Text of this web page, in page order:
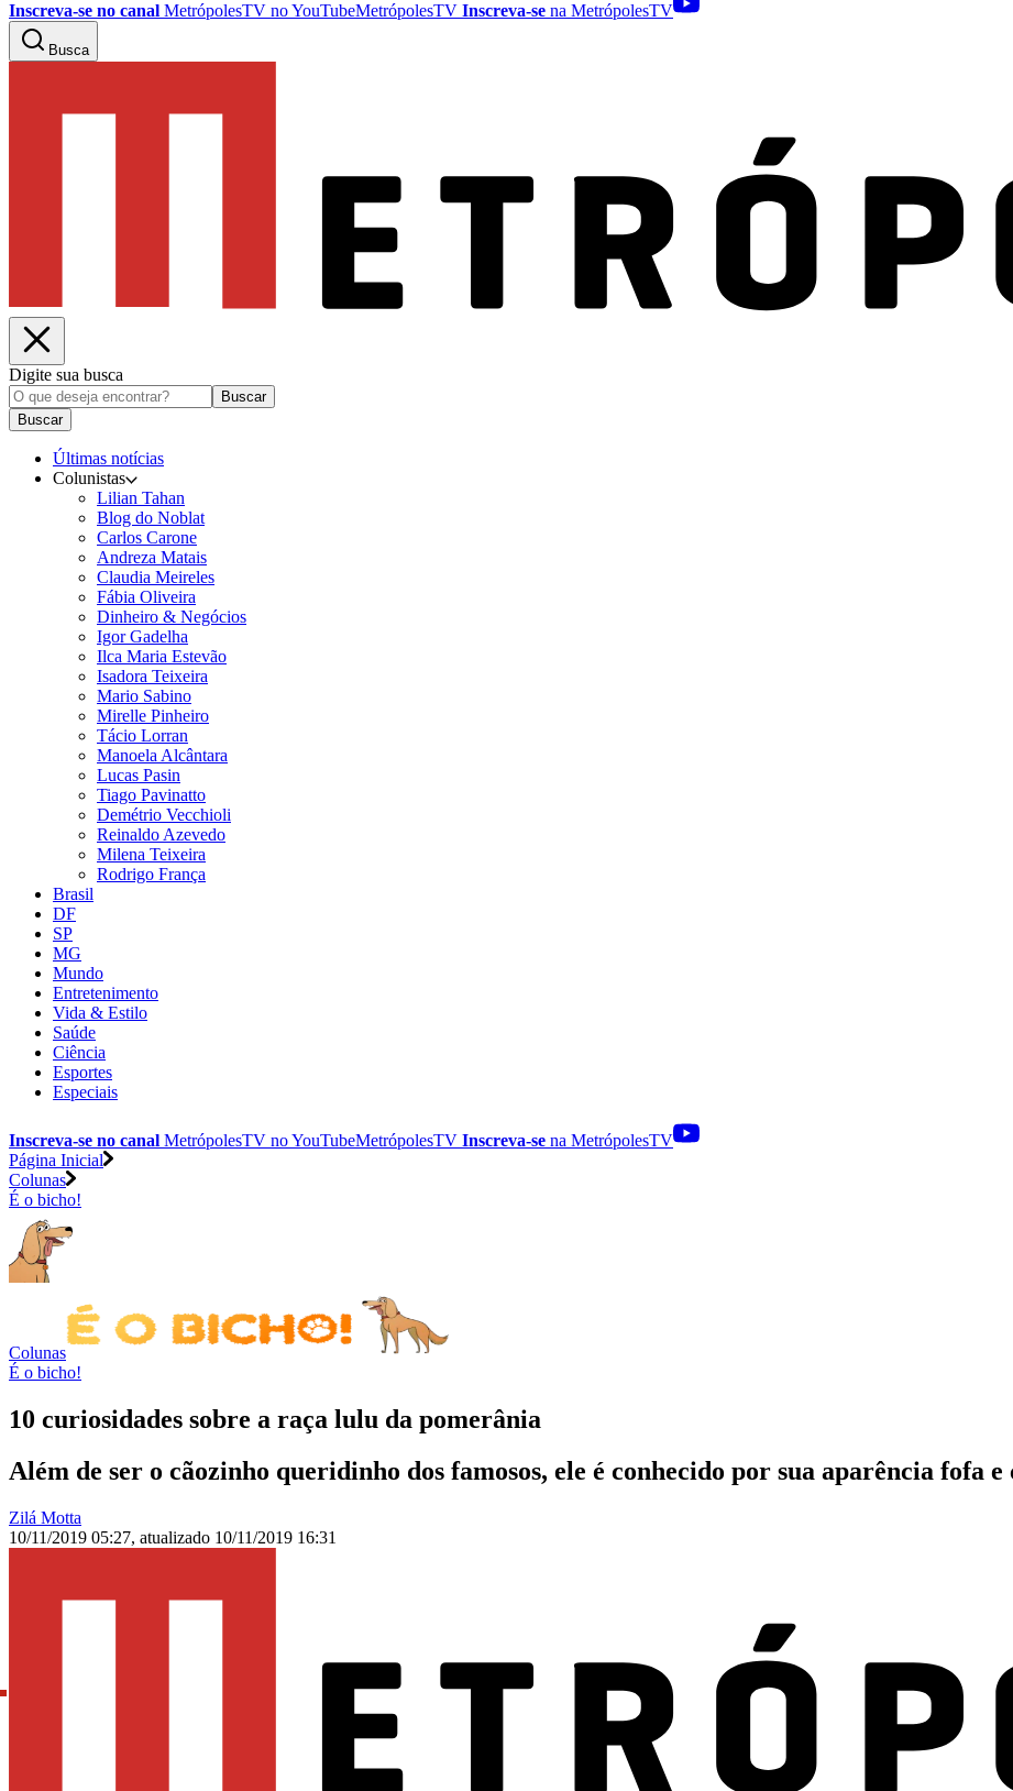
Inscreva-se no canal MetrópolesTV noYouTubeMetrópolesTV Inscreva-se na MetrópolesTV
Busca
Digite sua busca
Buscar
Buscar
Últimas notícias
Colunistas
Lilian Tahan
Blog do Noblat
Carlos Carone
Andreza Matais
Claudia Meireles
Fábia Oliveira
Dinheiro & Negócios
Igor Gadelha
Ilca Maria Estevão
Isadora Teixeira
Mario Sabino
Mirelle Pinheiro
Tácio Lorran
Manoela Alcântara
Lucas Pasin
Tiago Pavinatto
Demétrio Vecchioli
Reinaldo Azevedo
Milena Teixeira
Rodrigo França
Brasil
DF
SP
MG
Mundo
Entretenimento
Vida & Estilo
Saúde
Ciência
Esportes
Especiais
Inscreva-se no canal MetrópolesTV noYouTubeMetrópolesTV Inscreva-se na MetrópolesTV
Página Inicial
Colunas
É o bicho!
Colunas
É o bicho!
10 curiosidades sobre a raça lulu da pomerânia
Além de ser o cãozinho queridinho dos famosos, ele é conhecido por sua aparência fofa
Zilá Motta
10/11/2019 05:27, atualizado 10/11/2019 16:31